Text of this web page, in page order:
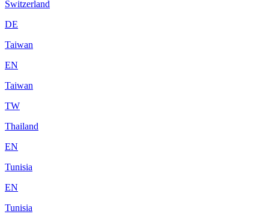
Switzerland
DE
Taiwan
EN
Taiwan
TW
Thailand
EN
Tunisia
EN
Tunisia